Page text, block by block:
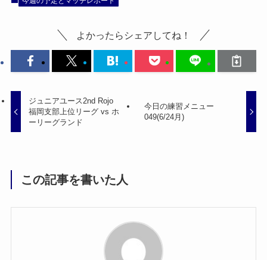
よかったらシェアしてね！
ジュニアユース2nd Rojo
福岡支部上位リーグ vs ホ
ーリーグランド
今日の練習メニュー
049(6/24月)
この記事を書いた人